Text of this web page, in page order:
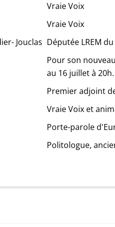
Vraie Voix
Vraie Voix
Jouclas Députée LREM
Pour son
au 16 juillet à 20h.
Premier adjoint
Vraie Voix et
Porte-parole
Politologue,